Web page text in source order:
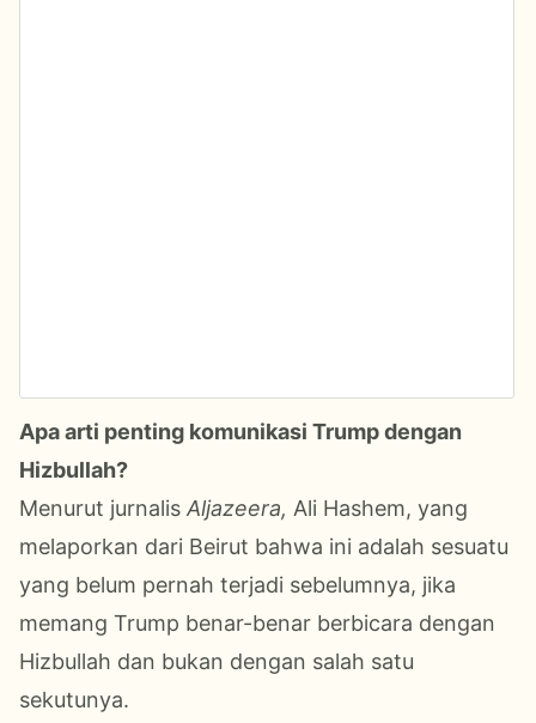
Apa arti penting komunikasi Trump dengan
Hizbullah?
Menurut jurnalis Aljazeera, Ali Hashem, yang
melaporkan dari Beirut bahwa ini adalah sesuatu
yang belum pernah terjadi sebelumnya, jika
memang Trump benar-benar berbicara dengan
Hizbullah dan bukan dengan salah satu
sekutunya.